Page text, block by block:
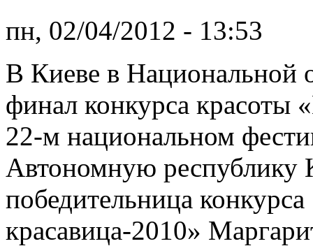
пн, 02/04/2012 - 13:53
В Киеве в Национальной
финал конкурса
22-м национальном
Автономную республику
победительница конкурса
красавица-2010»